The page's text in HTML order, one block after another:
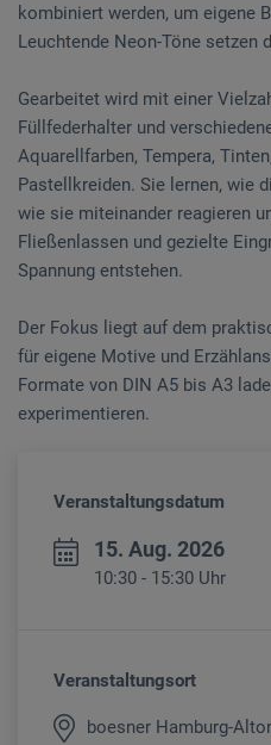
kombiniert werden, um eigene
Leuchtende Neon-Töne setzen
Gearbeitet wird mit einer
Füllfederhalter und
Aquarellfarben, Tempera,
Pastellkreiden. Sie lernen, wie
wie sie miteinander reagieren
Fließenlassen und gezielte
Spannung entstehen.
Der Fokus liegt auf dem
für eigene Motive und
Formate von DIN A5 bis A3
experimentieren.
Veranstaltungsdatum
15. Aug. 2026
10:30 - 15:30 Uhr
Veranstaltungsort
boesner Hamburg-